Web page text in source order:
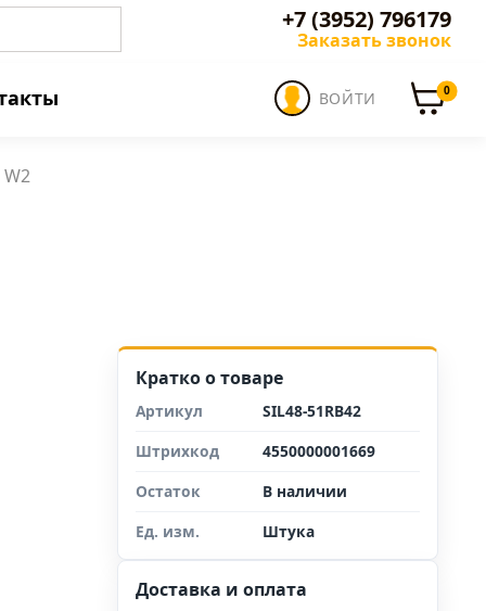
+7 (3952) 796179
Заказать звонок
ВОЙТИ 0
Кратко о товаре
Артикул
SIL48-51RB42
Штрихкод
4550000001669
Остаток
В наличии
Ед. изм.
Штука
Доставка и оплата